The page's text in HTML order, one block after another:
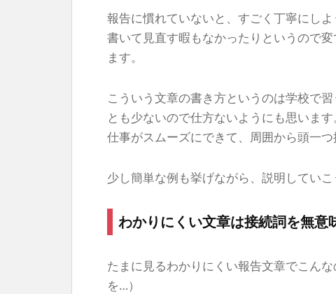
報告に慣れていないと、すごく丁寧にし
書いて見直す暇もなかったりというので
ます。
こういう文章の書き方というのは学校で
とも少ないので仕方ないようにも思いま
仕事がスムーズにできて、周囲から頭一
少し簡単な例も挙げながら、説明していこ
わかりにくい文章は接続詞を無意
たまに見るわかりにくい報告文章でこん
を…）